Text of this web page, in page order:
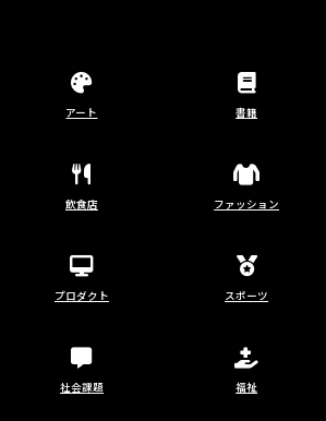
アート 書籍
飲食店 ファッション
プロダクト スポーツ
社会課題 福祉